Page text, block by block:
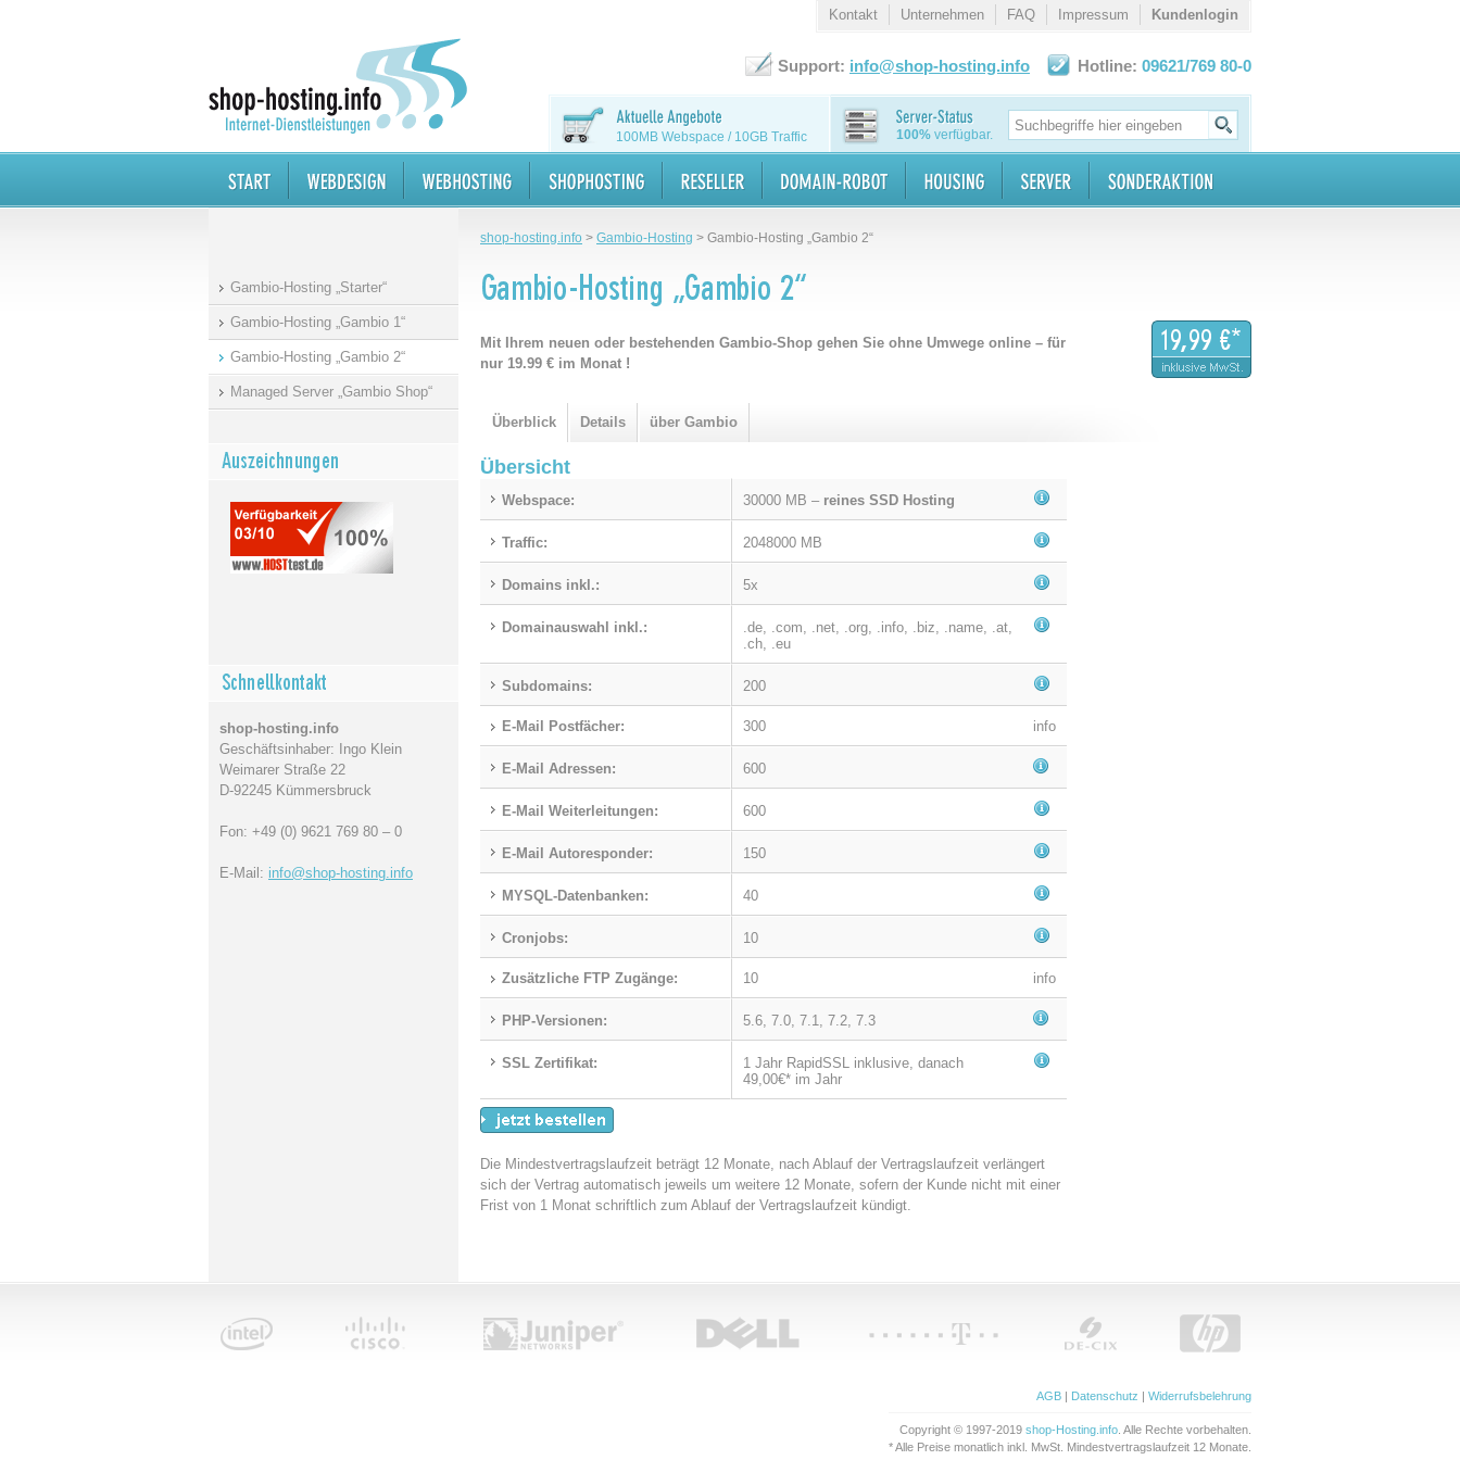
shop-hosting.info > Gambio-Hosting > Gambio-Hosting „Gambio 2“
Mit Ihrem neuen oder bestehenden Gambio-Shop gehen Sie ohne Umwege online – für
nur 19.99 € im Monat !
Überblick Details über Gambio
Übersicht
Webspace: 30000 MB – reines SSD Hosting
Traffic: 2048000 MB
Domains inkl.: 5x
Domainauswahl inkl.:
.de, .com, .net, .org, .info, .biz, .name, .at,
.ch, .eu
Subdomains: 200
E-Mail Postfächer: 300 info
E-Mail Adressen: 600
E-Mail Weiterleitungen: 600
E-Mail Autoresponder: 150
MYSQL-Datenbanken: 40
Cronjobs: 10
Zusätzliche FTP Zugänge: 10 info
PHP-Versionen: 5.6, 7.0, 7.1, 7.2, 7.3
SSL Zertifikat:
1 Jahr RapidSSL inklusive, danach
49,00€* im Jahr
Die Mindestvertragslaufzeit beträgt 12 Monate, nach Ablauf der Vertragslaufzeit verlängert
sich der Vertrag automatisch jeweils um weitere 12 Monate, sofern der Kunde nicht mit einer
Frist von 1 Monat schriftlich zum Ablauf der Vertragslaufzeit kündigt.
Gambio-Hosting „Starter“
Gambio-Hosting „Gambio 1“
Gambio-Hosting „Gambio 2“
Managed Server „Gambio Shop“
shop-hosting.info
Geschäftsinhaber: Ingo Klein
Weimarer Straße 22
D-92245 Kümmersbruck
Fon: +49 (0) 9621 769 80 – 0
E-Mail: info@shop-hosting.info
Kontakt Unternehmen FAQ Impressum Kundenlogin
Support: info@shop-hosting.info Hotline: 09621/769 80-0
100MB Webspace / 10GB Traffic 100% verfügbar.
AGB | Datenschutz | Widerrufsbelehrung
Copyright © 1997-2019 shop-Hosting.info . Alle Rechte vorbehalten.
* Alle Preise monatlich inkl. MwSt. Mindestvertragslaufzeit 12 Monate.